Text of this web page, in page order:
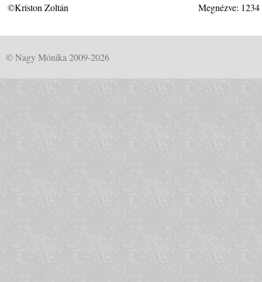
©Kriston Zoltán Megnézve:
© Nagy Mónika 2009-2026